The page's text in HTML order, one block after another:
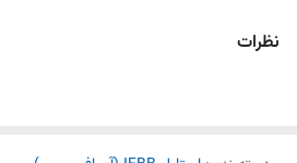
نوار و برش هلالی در کنار پا
کمر کشی با انعطاف‌پذیری بالا و کش تقویتی در
نظرات